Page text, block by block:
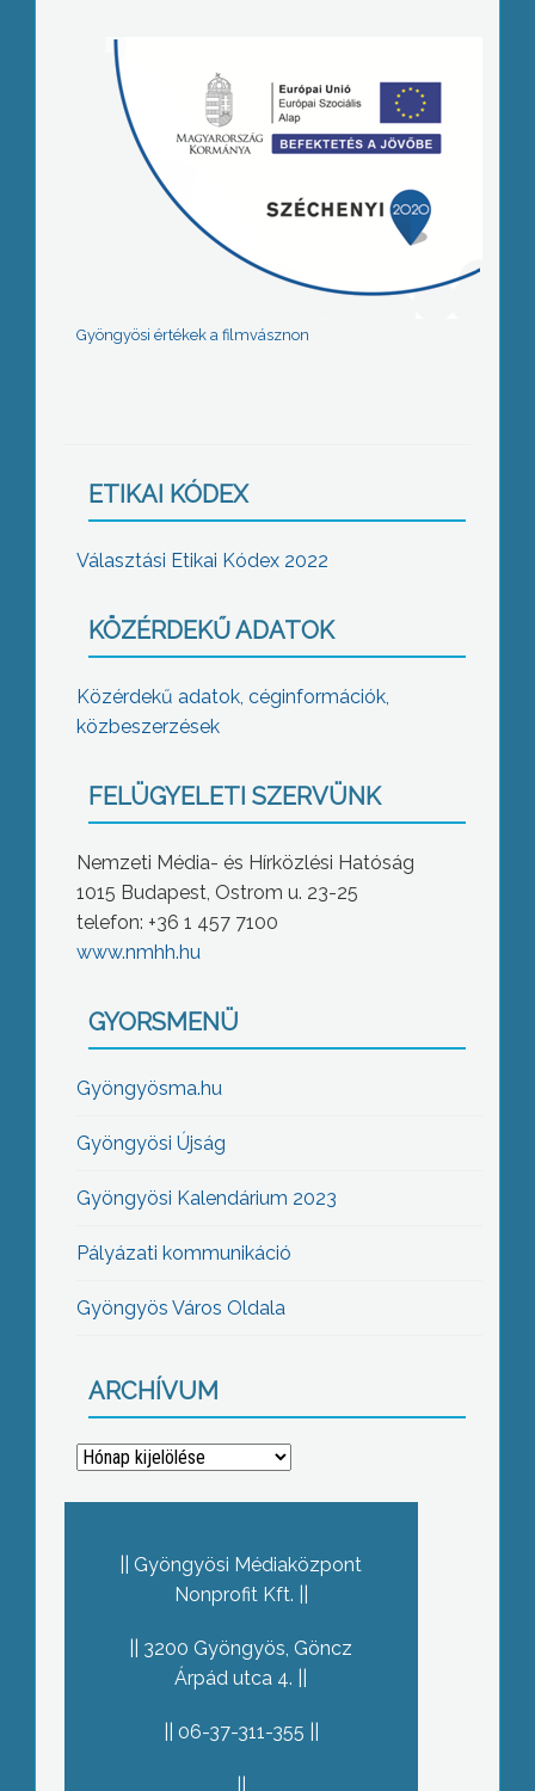
Gyöngyösi értékek a filmvásznon
ETIKAI KÓDEX
Választási Etikai Kódex 2022
KÖZÉRDEKŰ ADATOK
Közérdekű adatok, céginformációk,
közbeszerzések
FELÜGYELETI SZERVÜNK
Nemzeti Média- és Hírközlési Hatóság
1015 Budapest, Ostrom u. 23-25
telefon: +36 1 457 7100
www.nmhh.hu
GYORSMENÜ
Gyöngyösma.hu
Gyöngyösi Újság
Gyöngyösi Kalendárium 2023
Pályázati kommunikáció
Gyöngyös Város Oldala
ARCHÍVUM
Archívum
Gyöngyösi Médiaközpont
Nonprofit Kft.
3200 Gyöngyös, Göncz
Árpád utca 4.
06-37-311-355